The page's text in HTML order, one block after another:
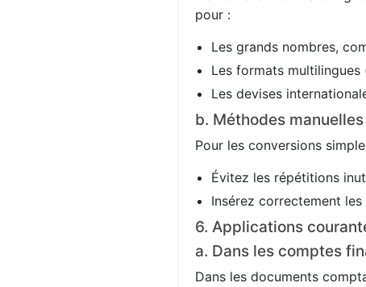
pour :
Les grands nombres,
Les formats multilingues
Les devises
b. Méthodes manuelles
Pour les conversions
Évitez les répétitions
Insérez correctement
6. Applications
a. Dans les comptes
Dans les documents